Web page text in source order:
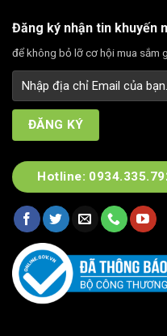
Đăng ký nhận tin khuyến
để không bỏ lỡ cơ hội mua sắm
Hotline: